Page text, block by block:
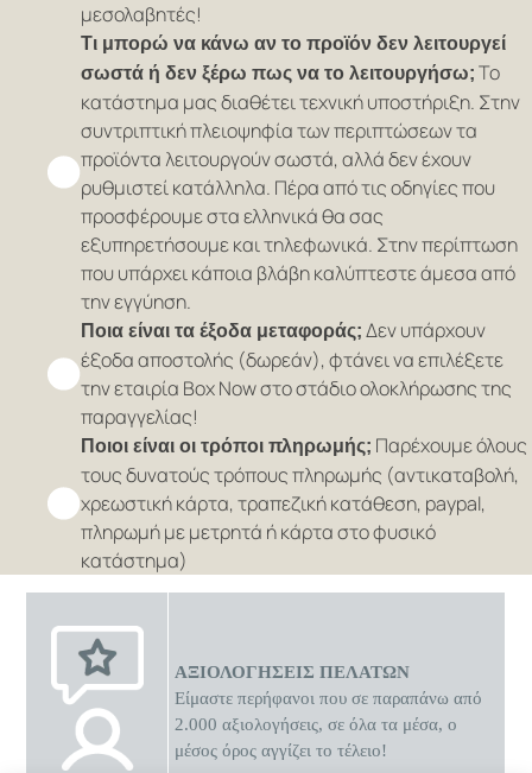
0 διαθέσιμες προσφορές
μεσολαβητές!
Τι μπορώ να κάνω αν το προϊόν δεν λειτουργεί
σωστά ή δεν ξέρω πως να το λειτουργήσω; Το
κατάστημα μας διαθέτει τεχνική υποστήριξη. Στην
συντριπτική πλειοψηφία των περιπτώσεων τα
προϊόντα λειτουργούν σωστά, αλλά δεν έχουν
ρυθμιστεί κατάλληλα. Πέρα από τις οδηγίες που
προσφέρουμε στα ελληνικά θα σας
εξυπηρετήσουμε και τηλεφωνικά. Στην περίπτωση
που υπάρχει κάποια βλάβη καλύπτεστε άμεσα από
την εγγύηση.
Ποια είναι τα έξοδα μεταφοράς; Δεν υπάρχουν
έξοδα αποστολής (δωρεάν), φτάνει να επιλέξετε
την εταιρία Box Now στο στάδιο ολοκλήρωσης της
παραγγελίας!
Ποιοι είναι οι τρόποι πληρωμής; Παρέχουμε όλους
τους δυνατούς τρόπους πληρωμής (αντικαταβολή,
χρεωστική κάρτα, τραπεζική κατάθεση, paypal,
πληρωμή με μετρητά ή κάρτα στο φυσικό
κατάστημα)
ΑΞΙΟΛΟΓΗΣΕΙΣ ΠΕΛΑΤΩΝ
Είμαστε περήφανοι που σε παραπάνω από
2.000 αξιολογήσεις, σε όλα τα μέσα, ο
μέσος όρος αγγίζει το τέλειο!